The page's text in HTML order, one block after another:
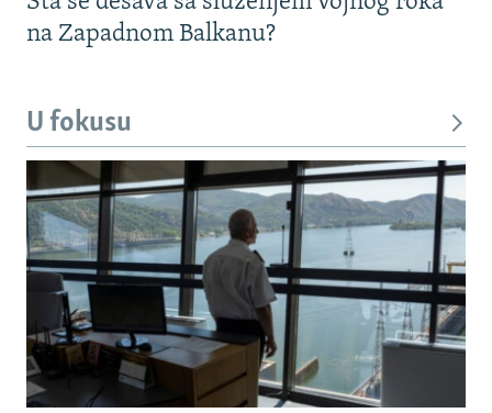
na Zapadnom Balkanu?
U fokusu